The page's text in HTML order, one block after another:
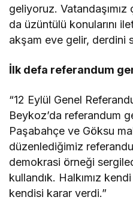
geliyoruz.
da üzüntülü konularını
akşam eve gelir, derdini
İlk defa referandum
“12 Eylül Genel
Beykoz’da referandum
Paşabahçe ve Göksu
düzenlediğimiz
demokrasi örneği
kullandık. Halkımız
kendisi karar verdi.”